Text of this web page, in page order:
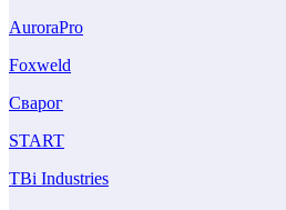
AuroraPro
Foxweld
Сварог
START
TBi Industries